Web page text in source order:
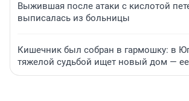
Выжившая после атаки с кислотой
выписалась из больницы
Кишечник был собран в гармошку: в
тяжелой судьбой ищет новый дом — ее